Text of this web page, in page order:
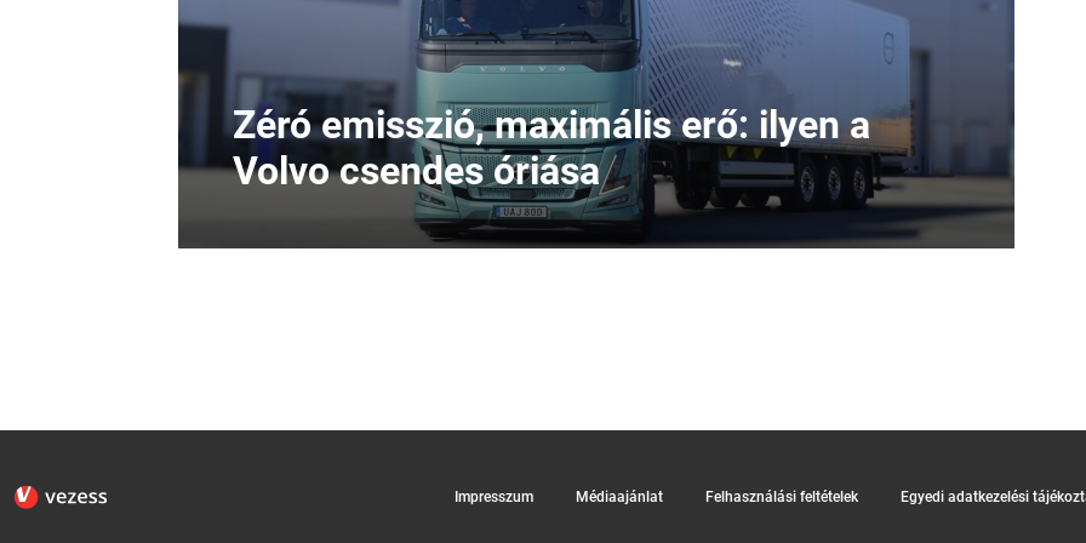
Zéró emisszió, maximális erő: ilyen a
Volvo csendes óriása
Impresszum Médiaajánlat Felhasználási feltételek Egyedi adatkezelési